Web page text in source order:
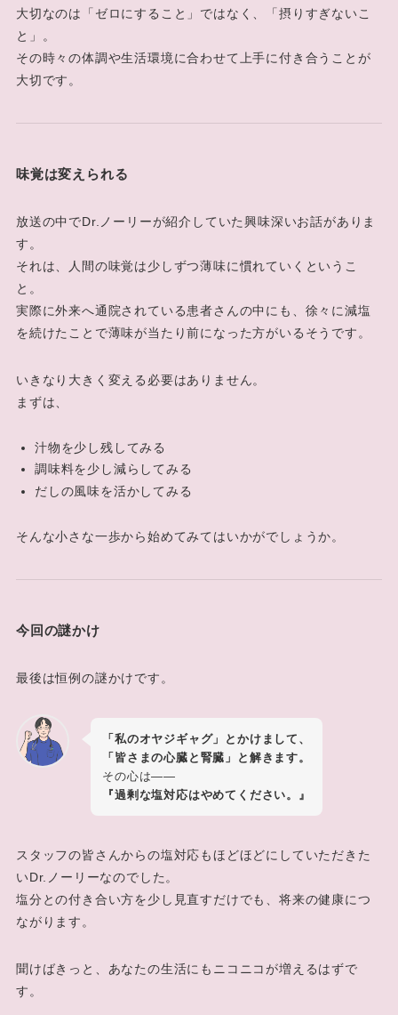
大切なのは「ゼロにすること」ではなく、「摂りすぎないこ
と」。
その時々の体調や生活環境に合わせて上手に付き合うことが
大切です。
味覚は変えられる
放送の中でDr.ノーリーが紹介していた興味深いお話がありま
す。
それは、人間の味覚は少しずつ薄味に慣れていくというこ
と。
実際に外来へ通院されている患者さんの中にも、徐々に減塩
を続けたことで薄味が当たり前になった方がいるそうです。
いきなり大きく変える必要はありません。
まずは、
汁物を少し残してみる
調味料を少し減らしてみる
だしの風味を活かしてみる
そんな小さな一歩から始めてみてはいかがでしょうか。
今回の謎かけ
最後は恒例の謎かけです。
「私のオヤジギャグ」とかけまして、
「皆さまの心臓と腎臓」と解きます。
その心は――
『過剰な塩対応はやめてください。』
スタッフの皆さんからの塩対応もほどほどにしていただきた
いDr.ノーリーなのでした。
塩分との付き合い方を少し見直すだけでも、将来の健康につ
ながります。
聞けばきっと、あなたの生活にもニコニコが増えるはずで
す。